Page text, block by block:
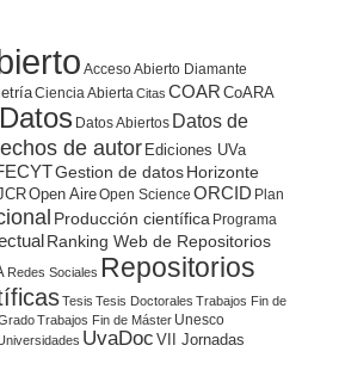
Acceso Abierto Diamante
Ciencia Abierta Citas COAR CoARA
Datos Datos Abiertos Datos de
de autor Ediciones UVa
Gestion de datosHorizonte
Open AireOpen Science ORCID Plan
Producción científica Programa
Ranking Web de Repositorios
Redes Sociales Repositorios
Tesis Tesis Doctorales Trabajos Fin de
Trabajos Fin de Máster Unesco
UvaDoc VII Jornadas